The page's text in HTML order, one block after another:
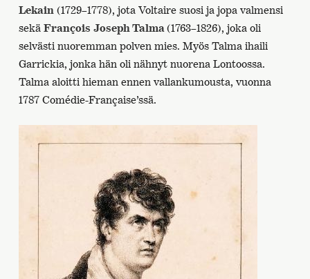
Lekain (1729–1778), jota Voltaire suosi ja jopa valmensi
sekä François Joseph Talma (1763–1826), joka oli
selvästi nuoremman polven mies. Myös Talma ihaili
Garrickia, jonka hän oli nähnyt nuorena Lontoossa.
Talma aloitti hieman ennen vallankumousta, vuonna
1787 Comédie-Française’ssä.